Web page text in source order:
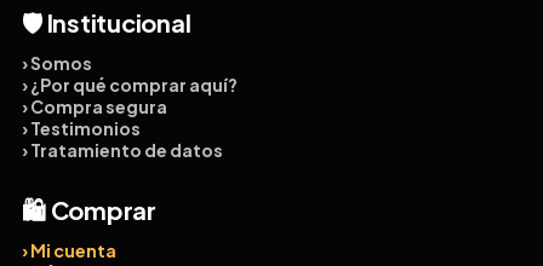
🛡️ Institucional
› Somos
› ¿Por qué comprar aquí?
› Compra segura
› Testimonios
› Tratamiento de datos
🛍️ Comprar
› Mi cuenta